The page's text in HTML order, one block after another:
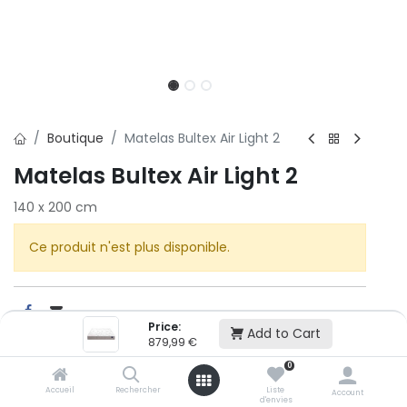
Price:
879,99 € Add to Cart
Accueil Rechercher
0
Liste
d'envies
Account
Boutique Matelas Bultex Air Light 2
Matelas Bultex Air Light 2
140 x 200 cm
Ce produit n'est plus disponible.
BULTEX